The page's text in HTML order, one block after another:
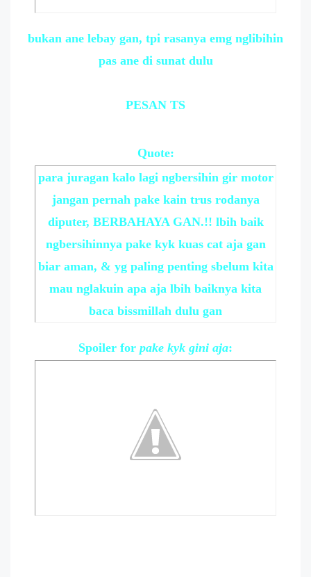
bukan ane lebay gan, tpi rasanya emg nglibihin
pas ane di sunat dulu
PESAN TS
Quote:
para juragan kalo lagi ngbersihin gir motor
jangan pernah pake kain trus rodanya
diputer, BERBAHAYA GAN.!! lbih baik
ngbersihinnya pake kyk kuas cat aja gan
biar aman, & yg paling penting sbelum kita
mau nglakuin apa aja lbih baiknya kita
baca bissmillah dulu gan
Spoiler for pake kyk gini aja: